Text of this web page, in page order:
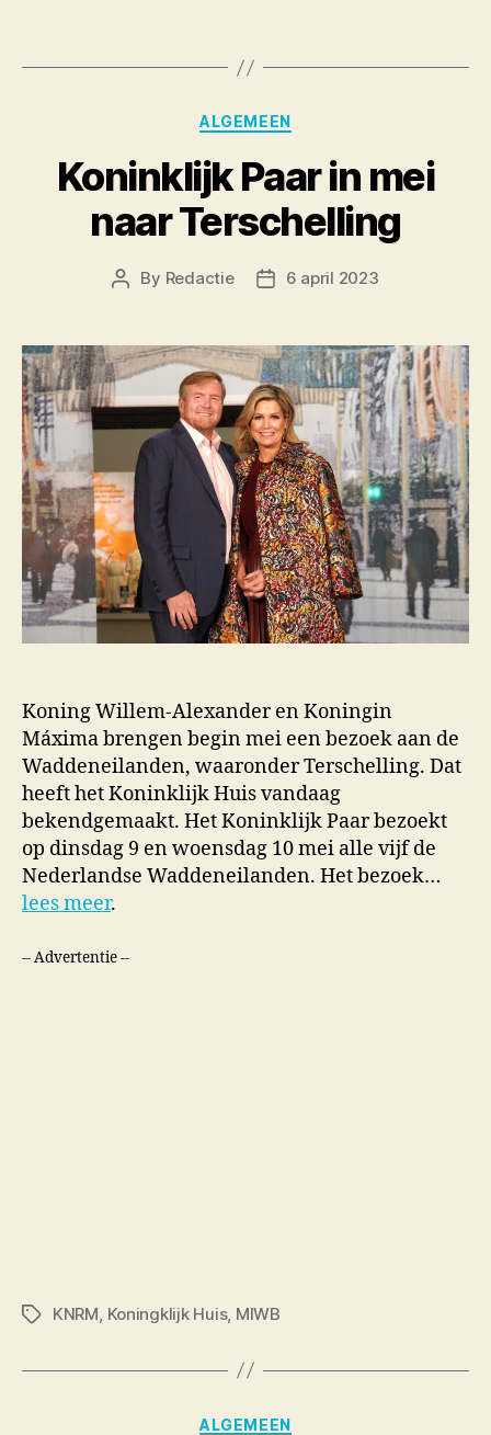
Categories
ALGEMEEN
Koninklijk Paar in mei
naar Terschelling
Post
By Redactie
Post6 april 2023
Koning Willem-Alexander en Koningin
Máxima brengen begin mei een bezoek aan de
Waddeneilanden, waaronder Terschelling. Dat
heeft het Koninklijk Huis vandaag
bekendgemaakt. Het Koninklijk Paar bezoekt
op dinsdag 9 en woensdag 10 mei alle vijf de
Nederlandse Waddeneilanden. Het bezoek…
lees meer.
-- Advertentie --
TagsKNRM, Koningklijk Huis, MIWB
Categories
ALGEMEEN